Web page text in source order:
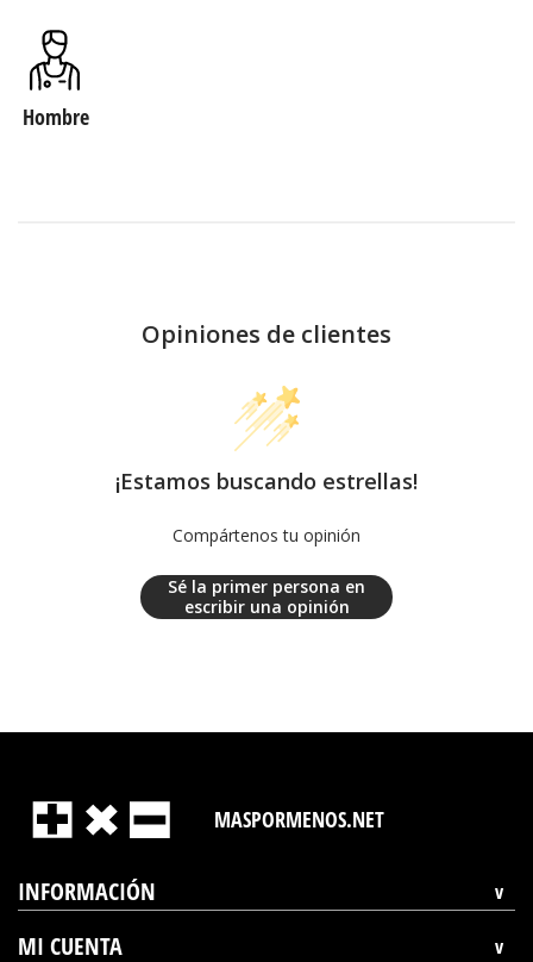
Hombre
Opiniones de clientes
¡Estamos buscando estrellas!
Compártenos tu opinión
Sé la primer persona en
escribir una opinión
MASPORMENOS.NET
INFORMACIÓN
MI CUENTA